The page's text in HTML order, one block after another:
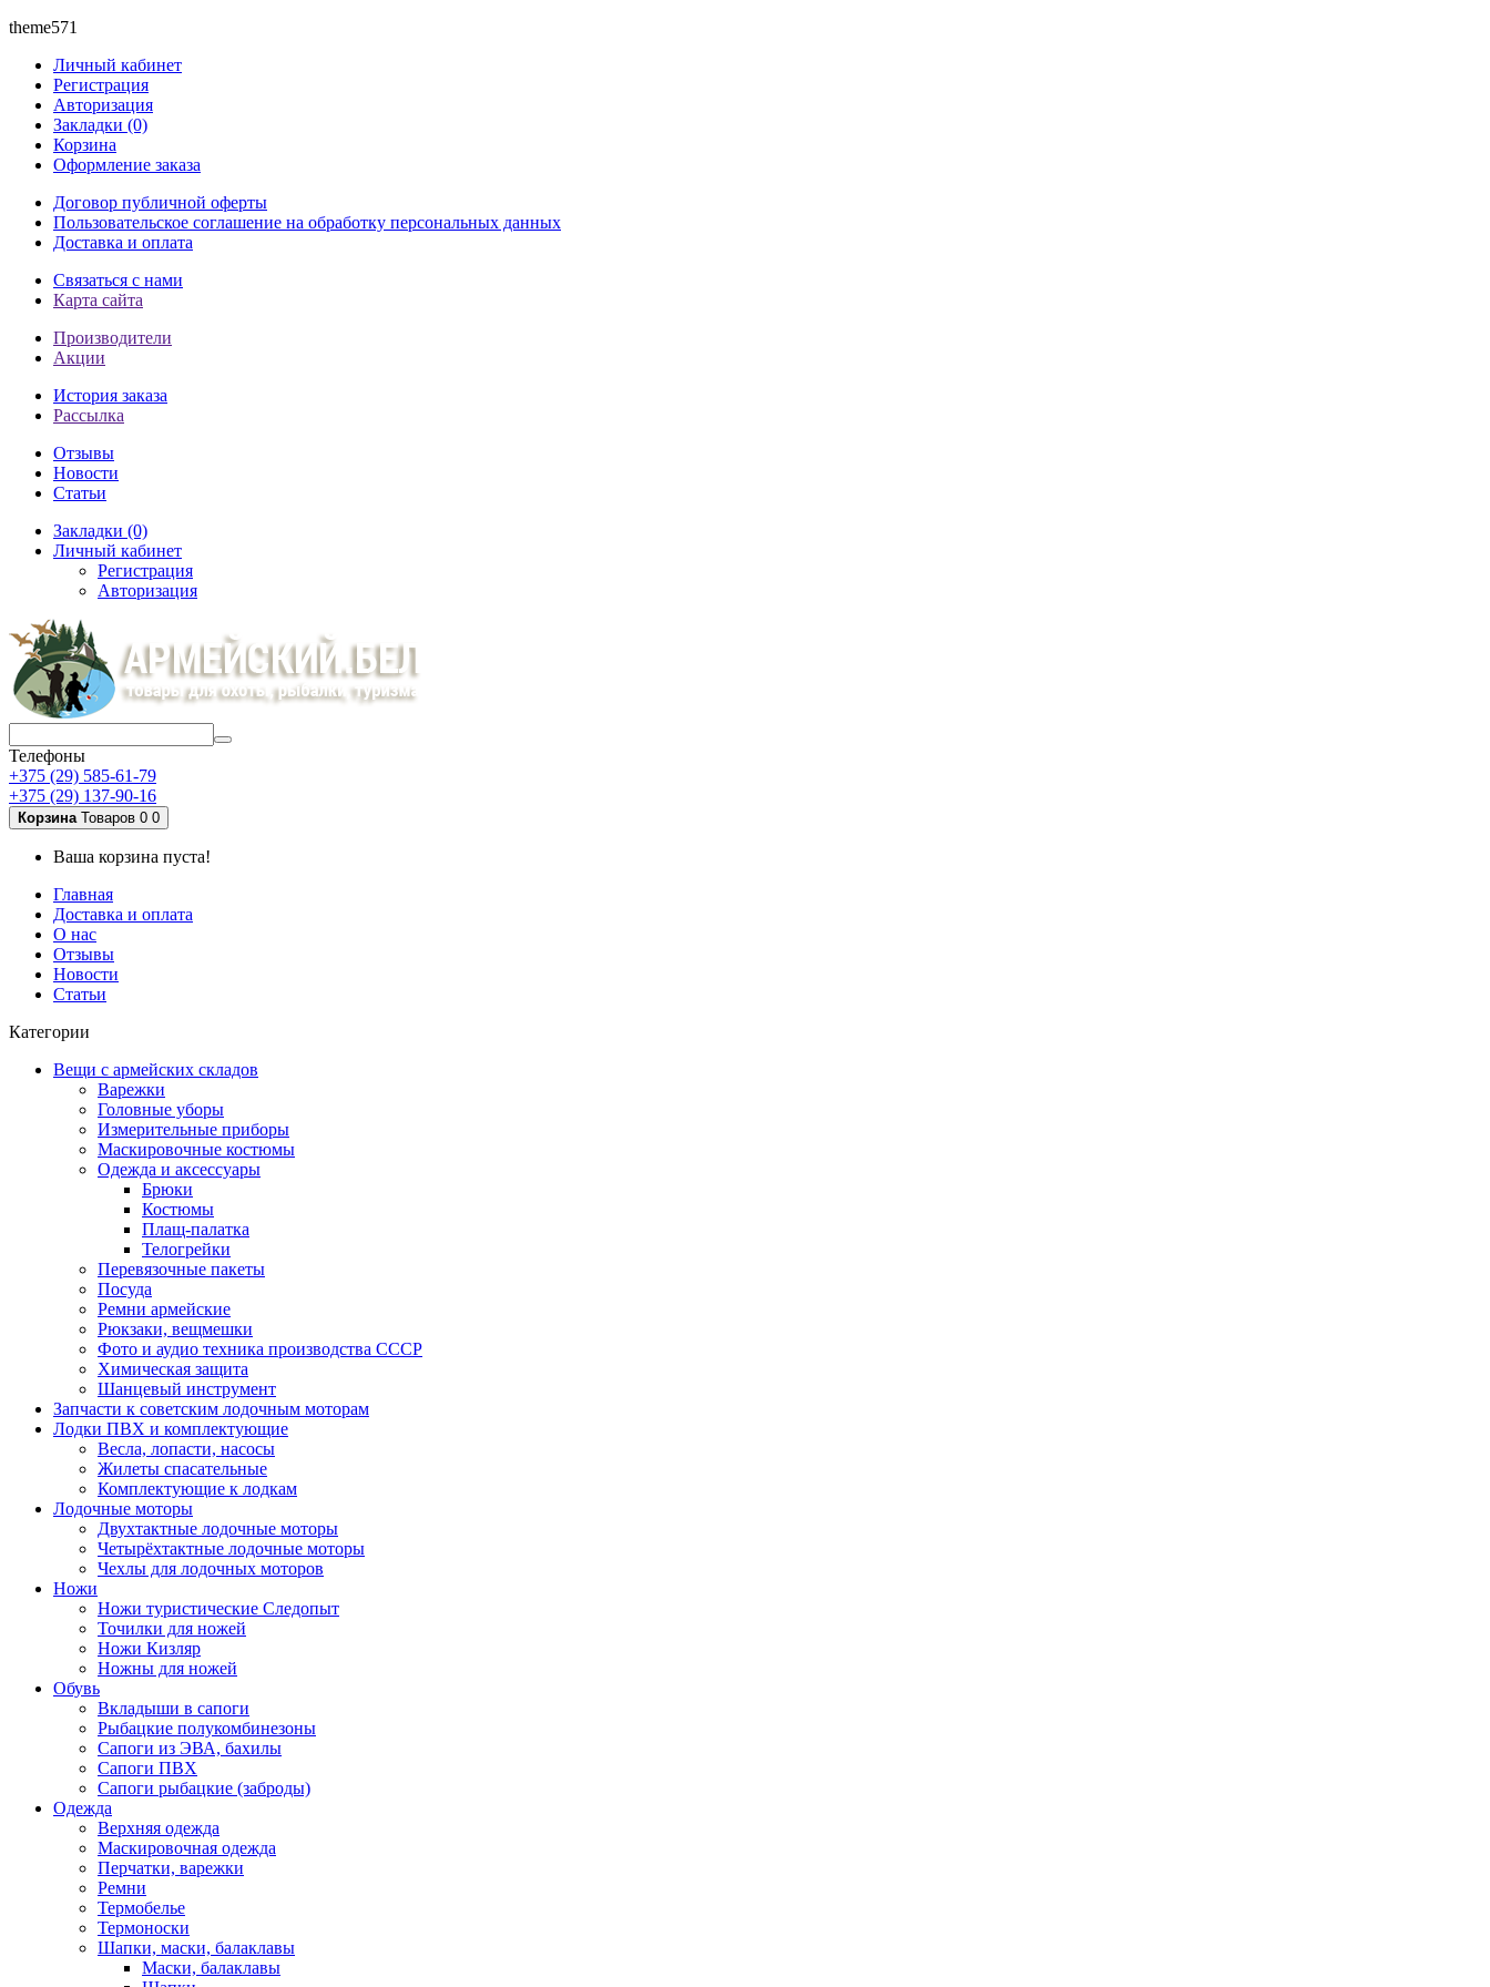
theme571
Личный кабинет
Регистрация
Авторизация
Закладки (0)
Корзина
Оформление заказа
Договор публичной оферты
Пользовательское соглашение на обработку персональных данных
Доставка и оплата
Связаться с нами
Карта сайта
Производители
Акции
История заказа
Рассылка
Отзывы
Новости
Статьи
Закладки (0)
Личный кабинет
Регистрация
Авторизация
Телефоны
+375 (29) 585-61-79
+375 (29) 137-90-16
Корзина Товаров 0 0
Ваша корзина пуста!
Главная
Доставка и оплата
О нас
Отзывы
Новости
Статьи
Категории
Вещи с армейских складов
Варежки
Головные уборы
Измерительные приборы
Маскировочные костюмы
Одежда и аксессуары
Брюки
Костюмы
Плащ-палатка
Телогрейки
Перевязочные пакеты
Посуда
Ремни армейские
Рюкзаки, вещмешки
Фото и аудио техника производства СССР
Химическая защита
Шанцевый инструмент
Запчасти к советским лодочным моторам
Лодки ПВХ и комплектующие
Весла, лопасти, насосы
Жилеты спасательные
Комплектующие к лодкам
Лодочные моторы
Двухтактные лодочные моторы
Четырёхтактные лодочные моторы
Чехлы для лодочных моторов
Ножи
Ножи туристические Следопыт
Точилки для ножей
Ножи Кизляр
Ножны для ножей
Обувь
Вкладыши в сапоги
Рыбацкие полукомбинезоны
Сапоги из ЭВА, бахилы
Сапоги ПВХ
Сапоги рыбацкие (заброды)
Одежда
Верхняя одежда
Маскировочная одежда
Перчатки, варежки
Ремни
Термобелье
Термоноски
Шапки, маски, балаклавы
Маски, балаклавы